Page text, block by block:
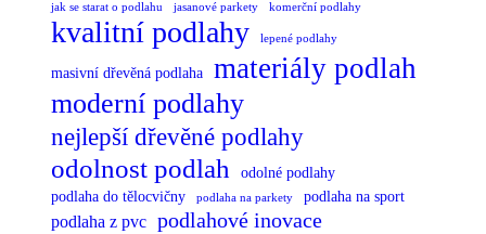
jak se starat o podlahu jasanové parkety komerční podlahy
kvalitní podlahy lepené podlahy
masivní dřevěná podlaha materiály podlah
moderní podlahy
nejlepší dřevěné podlahy
odolnost podlah
odolné podlahy
podlaha do tělocvičny
podlaha na parkety podlaha na sport
podlaha z pvc podlahové inovace